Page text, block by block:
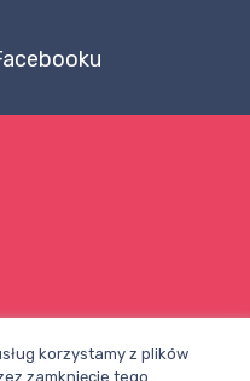
korzystamy z plików
zamknięcie tego